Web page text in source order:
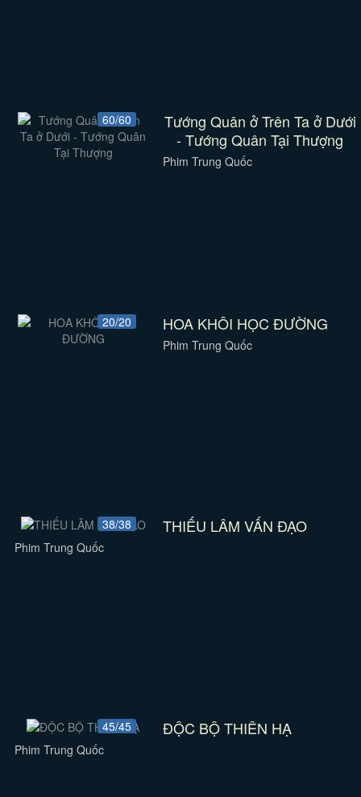
60/60
Tướng Quân ở Trên Ta ở Dưới
- Tướng Quân Tại Thượng
Phim Trung Quốc
20/20 HOA KHÔI HỌC ĐƯỜNG
Phim Trung Quốc
38/38 THIẾU LÂM VẤN ĐẠO
Phim Trung Quốc
45/45 ĐỘC BỘ THIÊN HẠ
Phim Trung Quốc